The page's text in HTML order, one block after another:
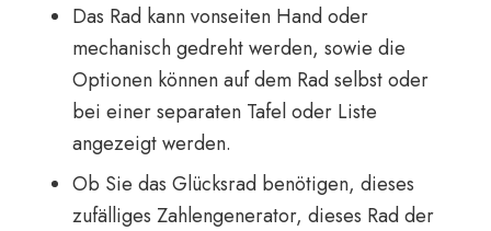
Das Rad kann vonseiten Hand oder
mechanisch gedreht werden, sowie die
Optionen können auf dem Rad selbst oder
bei einer separaten Tafel oder Liste
angezeigt werden.
Ob Sie das Glücksrad benötigen, dieses
zufälliges Zahlengenerator, dieses Rad der